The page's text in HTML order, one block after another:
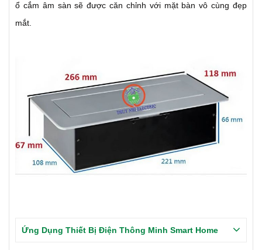
ổ cắm âm sàn sẽ được căn chỉnh với mặt bàn vô cùng đẹp
mắt.
Ứng Dụng Thiết Bị Điện Thông Minh Smart Home